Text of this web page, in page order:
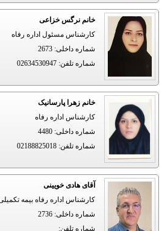
خانم نرگس خزاعی
کارشناس مسئول اداره رفاه
شماره داخلی:
2673
شماره تلفن:
02634530947
خانم زهرا پارسانیک
کارشناس اداره رفاه
شماره داخلی:
4480
شماره تلفن:
02188825018
آقای هادی خویینی
کارشناس اداره رفاه بیمه تکمیلی و
شماره داخلی:
2736
شماره تلفن: